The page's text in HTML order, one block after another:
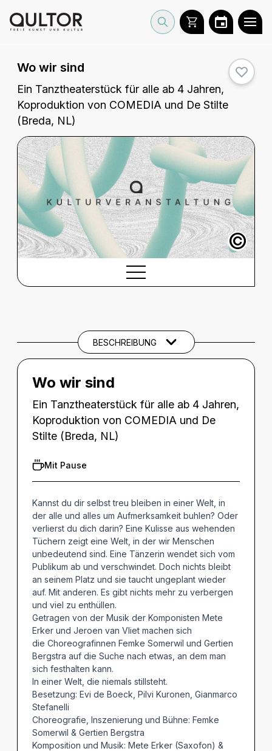
Wo wir sind
Ein Tanztheaterstück für alle ab 4 Jahren,
Koproduktion von COMEDIA und De Stilte
(Breda, NL)
©
BESCHREIBUNG
Wo wir sind
Ein Tanztheaterstück für alle ab 4 Jahren,
Koproduktion von COMEDIA und De
Stilte (Breda, NL)
Mit Pause
Kannst du dir selbst treu bleiben in einer Welt, in
der alle und alles um Aufmerksamkeit buhlen? Oder
verlierst du dich darin? Eine Kulisse aus wehenden
Tüchern zeigt eine Welt, in der wir Menschen
unbedeutend sind. Eine Tänzerin wendet sich vom
Publikum ab und verschwindet. Doch nichts bleibt
an seinem Platz und sie taucht ungeplant wieder
auf. Mit anderen. Es gibt nichts mehr zu verbergen
und viel zu enthüllen.
Getragen von der Musik der Komponisten Mete
Erker und Jeroen van Vliet machen sich
die Choreografinnen Femke Somerwil und Gertien
Bergstra auf die Suche nach etwas, an dem man
sich festhalten kann.
In einer Welt, die niemals stillsteht.
Besetzung: Evi de Boeck, Pilvi Kuronen, Gianmarco
Stefanelli
Choreografie, Inszenierung und Bühne: Femke
Somerwil & Gertien Bergstra
Komposition und Musik: Mete Erker (Saxofon) &